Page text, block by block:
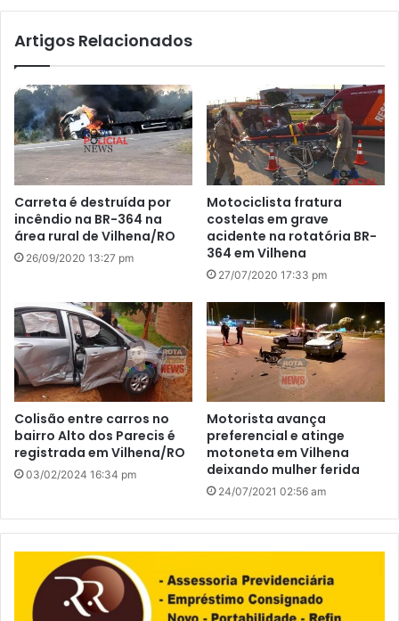
te
Artigos Relacionados
Carreta é destruída por
incêndio na BR-364 na
área rural de Vilhena/RO
26/09/2020 13:27 pm
Motociclista fratura
costelas em grave
acidente na rotatória BR-
364 em Vilhena
27/07/2020 17:33 pm
Colisão entre carros no
bairro Alto dos Parecis é
registrada em Vilhena/RO
03/02/2024 16:34 pm
Motorista avança
preferencial e atinge
motoneta em Vilhena
deixando mulher ferida
24/07/2021 02:56 am